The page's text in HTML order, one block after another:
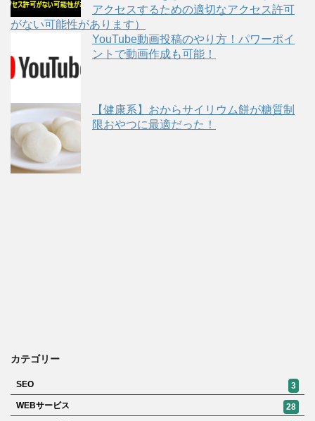
アクセスするための適切なアクセス許可
がない可能性があります）
YouTube動画投稿のやり方！パワーポイ
ントで動画作成も可能！
【健康系】おからサイリウム餅が糖質制
限おやつに最適だった！
カテゴリー
SEO
3
WEBサービス
28